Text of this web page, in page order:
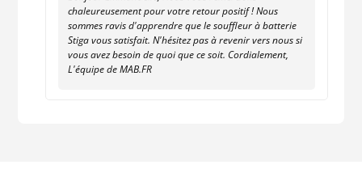
chaleureusement pour votre retour positif ! Nous
sommes ravis d'apprendre que le souffleur à batterie
Stiga vous satisfait. N'hésitez pas à revenir vers nous si
vous avez besoin de quoi que ce soit. Cordialement,
L'équipe de MAB.FR